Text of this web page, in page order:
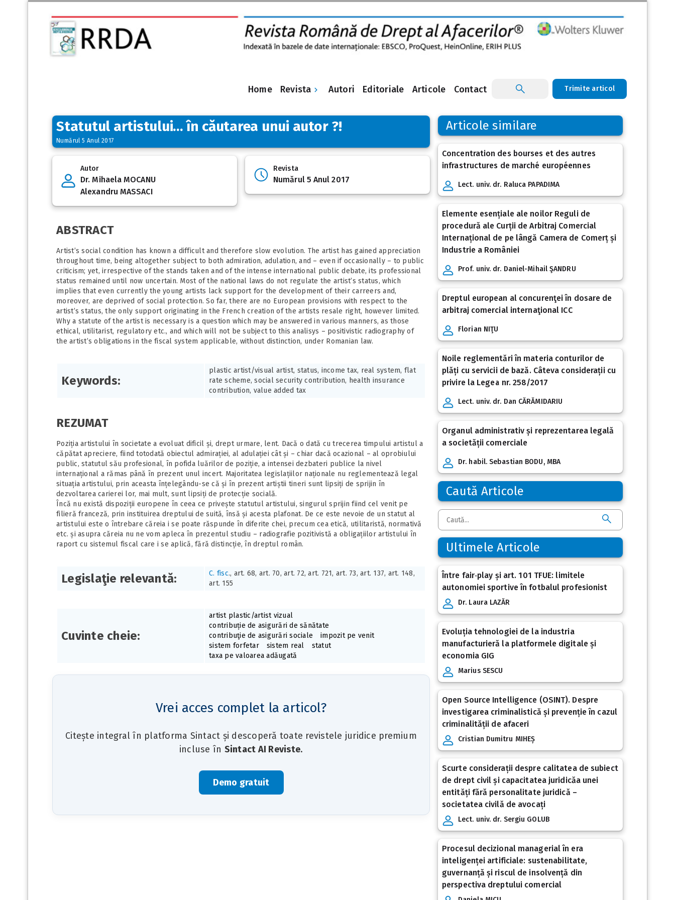
Home Revista Autori Editoriale Articole Contact Trimite articol
Statutul artistului… în căutarea unui autor ?!
Numărul 5 Anul 2017
Autor
Dr. Mihaela MOCANU
Alexandru MASSACI
Revista
Numărul 5 Anul 2017
ABSTRACT
Artist’s social condition has known a difficult and therefore slow evolution. The artist has gained appreciation
throughout time, being altogether subject to both admiration, adulation, and – even if occasionally – to public
criticism; yet, irrespective of the stands taken and of the intense international public debate, its professional
status remained until now uncertain. Most of the national laws do not regulate the artist’s status, which
implies that even currently the young artists lack support for the development of their carreers and,
moreover, are deprived of social protection. So far, there are no European provisions with respect to the
artist’s status, the only support originating in the French creation of the artists resale right, however limited.
Why a statute of the artist is necessary is a question which may be answered in various manners, as those
ethical, utilitarist, regulatory etc., and which will not be subject to this analisys – positivistic radiography of
the artist’s obligations in the fiscal system applicable, without distinction, under Romanian law.
Keywords:
plastic artist/visual artist, status, income tax, real system, flat
rate scheme, social security contribution, health insurance
contribution, value added tax
REZUMAT
Poziția artistului în societate a evoluat dificil și, drept urmare, lent. Dacă o dată cu trecerea timpului artistul a
căpătat apreciere, fiind totodată obiectul admirației, al adulației cât și – chiar dacă ocazional – al oprobiului
public, statutul său profesional, în pofida luărilor de poziție, a intensei dezbateri publice la nivel
internațional a rămas până în prezent unul incert. Majoritatea legislațiilor naționale nu reglementează legal
situația artistului, prin aceasta înțelegându-se că și în prezent artiștii tineri sunt lipsiți de sprijin în
dezvoltarea carierei lor, mai mult, sunt lipsiți de protecție socială.
Încă nu există dispoziții europene în ceea ce privește statutul artistului, singurul sprijin fiind cel venit pe
filieră franceză, prin instituirea dreptului de suită, însă și acesta plafonat. De ce este nevoie de un statut al
artistului este o întrebare căreia i se poate răspunde în diferite chei, precum cea etică, utilitaristă, normativă
etc. și asupra căreia nu ne vom apleca în prezentul studiu – radiografie pozitivistă a obligațiilor artistului în
raport cu sistemul fiscal care i se aplică, fără distincție, în dreptul român.
Legislaţie relevantă: C. fisc., art. 68, art. 70, art. 72, art. 721, art. 73, art. 137, art. 148,
art. 155
Cuvinte cheie:
artist plastic/artist vizual
contribuție de asigurări de sănătate
contribuţie de asigurări sociale
impozit pe venit
sistem forfetar
sistem real
statut
taxa pe valoarea adăugată
Vrei acces complet la articol?
Citește integral în platforma Sintact și descoperă toate revistele juridice premium
incluse în Sintact AI Reviste.
Demo gratuit
Articole similare
Concentration des bourses et des autres
infrastructures de marché européennes
Lect. univ. dr. Raluca PAPADIMA
Elemente esențiale ale noilor Reguli de
procedură ale Curții de Arbitraj Comercial
Internațional de pe lângă Camera de Comerț și
Industrie a României
Prof. univ. dr. Daniel-Mihail ŞANDRU
Dreptul european al concurenţei în dosare de
arbitraj comercial internaţional ICC
Florian NIŢU
Noile reglementări în materia conturilor de
plăți cu servicii de bază. Câteva considerații cu
privire la Legea nr. 258/2017
Lect. univ. dr. Dan CĂRĂMIDARIU
Organul administrativ și reprezentarea legală
a societății comerciale
Dr. habil. Sebastian BODU, MBA
Caută Articole
Ultimele Articole
Între fair‑play și art. 101 TFUE: limitele
autonomiei sportive în fotbalul profesionist
Dr. Laura LAZĂR
Evoluția tehnologiei de la industria
manufacturieră la platformele digitale și
economia GIG
Marius SESCU
Open Source Intelligence (OSINT). Despre
investigarea criminalistică și prevenție în cazul
criminalității de afaceri
Cristian Dumitru MIHEȘ
Scurte considerații despre calitatea de subiect
de drept civil și capacitatea juridicăa unei
entități fără personalitate juridică –
societatea civilă de avocați
Lect. univ. dr. Sergiu GOLUB
Procesul decizional managerial în era
inteligenței artificiale: sustenabilitate,
guvernanță și riscul de insolvență din
perspectiva dreptului comercial